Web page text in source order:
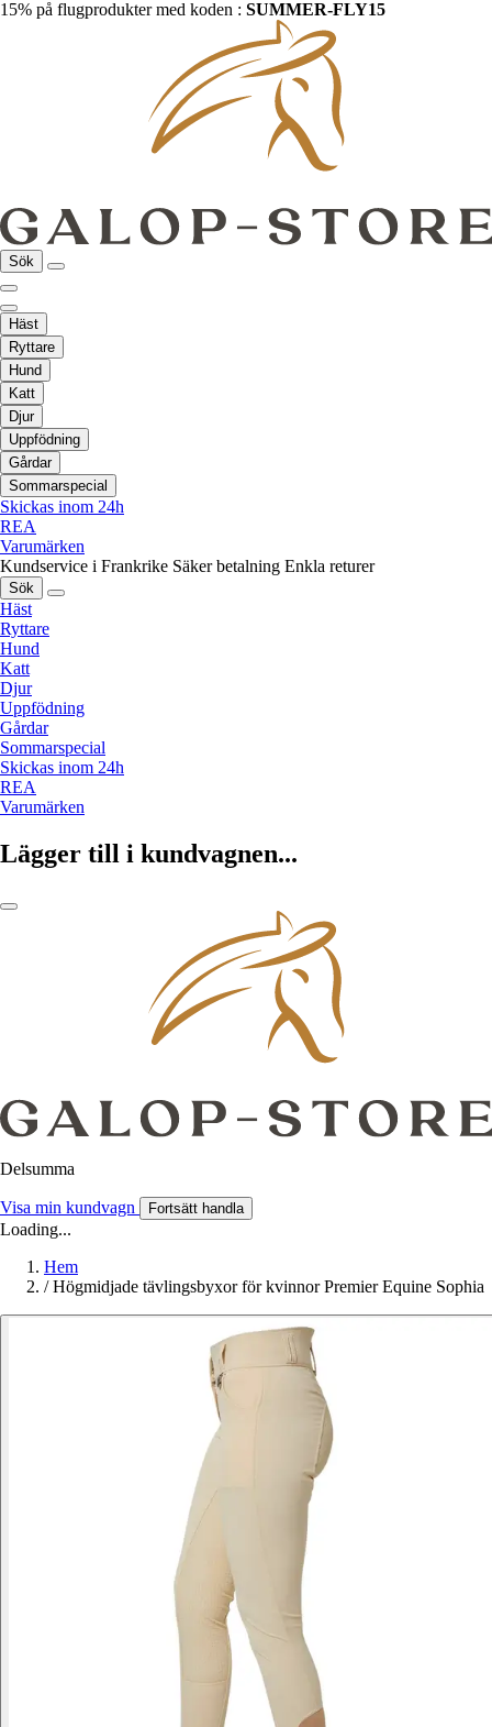
15% på flugprodukter med koden : SUMMER-FLY15
Sök
Häst
Ryttare
Hund
Katt
Djur
Uppfödning
Gårdar
Sommarspecial
Skickas inom 24h
REA
Varumärken
Kundservice i Frankrike Säker betalning Enkla returer
Sök
Häst
Ryttare
Hund
Katt
Djur
Uppfödning
Gårdar
Sommarspecial
Skickas inom 24h
REA
Varumärken
Lägger till i kundvagnen...
Delsumma
Visa min kundvagn Fortsätt handla
Loading...
Hem
/ Högmidjade tävlingsbyxor för kvinnor Premier Equine Sophia